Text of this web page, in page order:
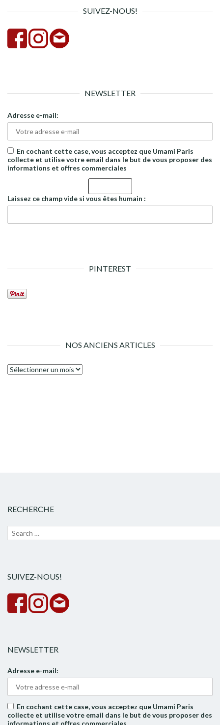
SUIVEZ-NOUS!
NEWSLETTER
Adresse e-mail:
En cochant cette case, vous acceptez que Umami Paris
collecte et utilise votre email dans le but de vous proposer des
informations et offres commerciales
Laissez ce champ vide si vous êtes humain :
PINTEREST
NOS ANCIENS ARTICLES
Nos
RECHERCHE
Recherche
SUIVEZ-NOUS!
NEWSLETTER
Adresse e-mail:
En cochant cette case, vous acceptez que Umami Paris
collecte et utilise votre email dans le but de vous proposer des
informations et offres commerciales